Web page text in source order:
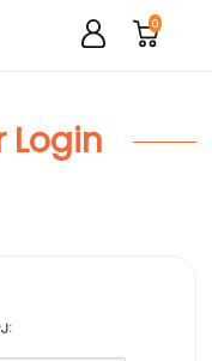
0
Login